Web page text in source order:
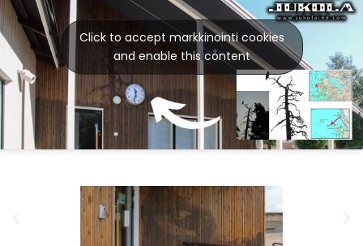
Click to accept markkinointi cookies
and enable this content